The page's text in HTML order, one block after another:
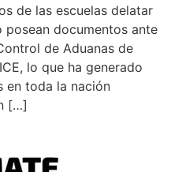
de las escuelas delatar
documentos ante
de Aduanas de
lo que ha generado
en toda la nación
[…]